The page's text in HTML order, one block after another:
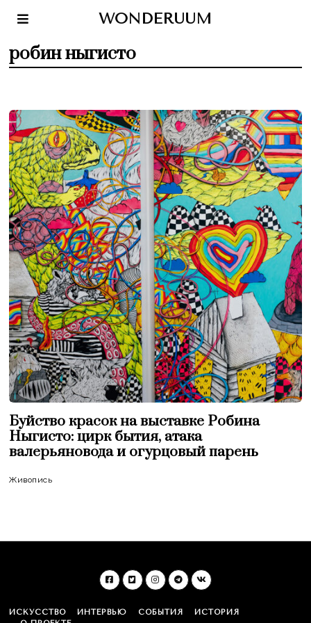
WONDERUUM
робин ныгисто
Буйство красок на выставке Робина
Ныгисто: цирк бытия, атака
валерьяновода и огурцовый парень
Живопись
ИСКУССТВО ИНТЕРВЬЮ СОБЫТИЯ
ИСТОРИЯ